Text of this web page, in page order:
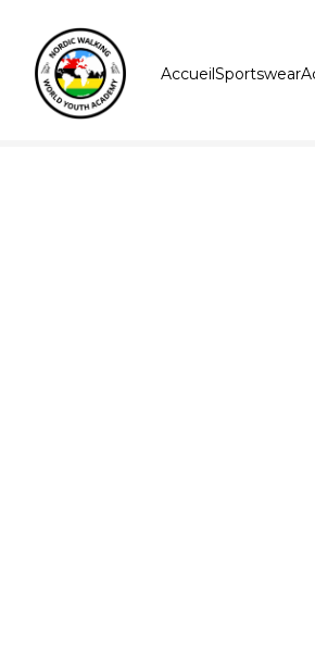
AccueilSportswear